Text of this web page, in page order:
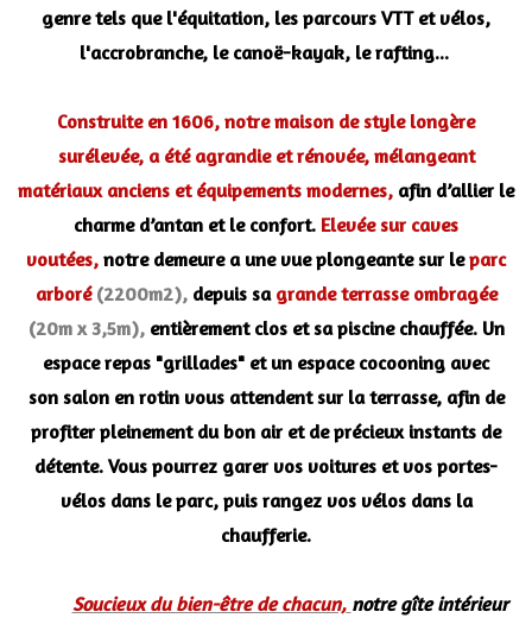
genre tels que l'équitation, les parcours VTT et vélos,
l'accrobranche, le canoë-kayak, le rafting...
Construite en 1606, notre maison de style longère
surélevée, a été agrandie et rénovée, mélangeant
matériaux anciens et équipements modernes, afin d’allier le
charme d’antan et le confort. Elevée sur caves
voutées, notre demeure a une vue plongeante sur le parc
arboré(2200m2), depuis sa grande terrasse ombragée
(20m x 3,5m), entièrement clos et sa piscine chauffée. Un
espace repas "grillades" et un espace cocooning avec
son salon en rotin vous attendent sur la terrasse, afin de
profiter pleinement du bon air et de précieux instants de
détente. Vous pourrez garer vos voitures et vos portes-
vélos dans le parc, puis rangez vos vélos dans la
chaufferie.
Soucieux du bien-être de chacun, notre gîte intérieur